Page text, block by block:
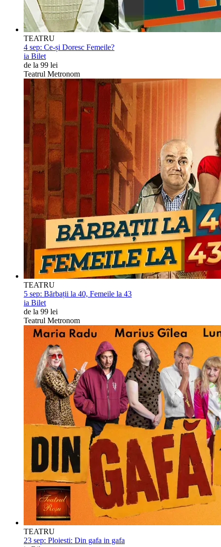
TEATRU
4 sep: Ce-și Doresc Femeile?
ia Bilet
de la 99 lei
Teatrul Metronom
TEATRU
5 sep: Bărbații la 40, Femeile la 43
ia Bilet
de la 99 lei
Teatrul Metronom
TEATRU
23 sep: Ploiesti: Din gafa in gafa